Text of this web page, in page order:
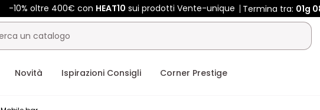
-10% oltre 400€ con HEAT10 sui prodotti Vente-unique Termina tra: 01g
Novità Ispirazioni Consigli Corner Prestige